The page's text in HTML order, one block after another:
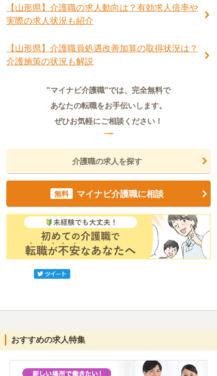
【山形県】介護職の求人動向は？有効求人倍率や
実際の求人状況も紹介
【山形県】介護職員処遇改善加算の取得状況は？
介護施策の状況も解説
"マイナビ介護職"では、完全無料で
あなたの転職をお手伝いします。
ぜひお気軽にご相談ください！
介護職の求人を探す
無料 マイナビ介護職に相談
おすすめの求人特集